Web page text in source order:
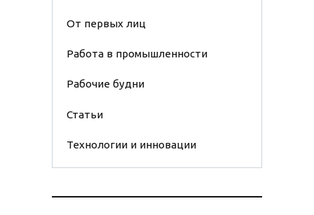
От первых лиц
Работа в промышленности
Рабочие будни
Статьи
Технологии и инновации